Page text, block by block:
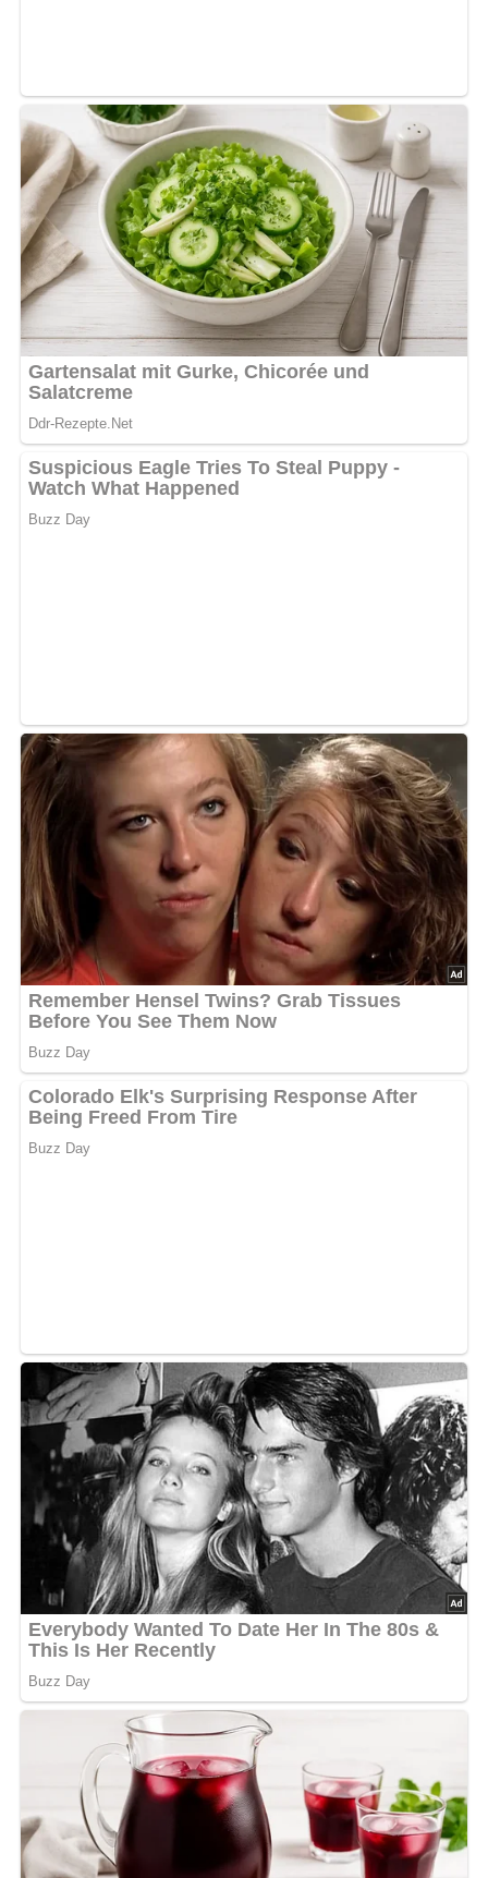
Kein Spam, kein Bullshit, keine Weitergabe deiner Mailadresse an Dritte!
Rezept-Bewertung
4.7/5(6 Bewertung)